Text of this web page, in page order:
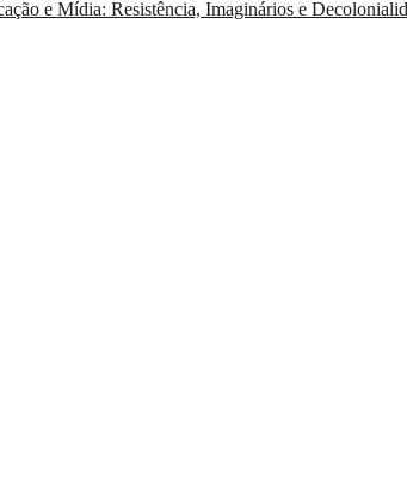
e Mídia: Resistência, Imaginários e